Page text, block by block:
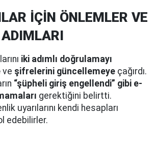
İÇİN ÖNLEMLER VE
iki adımlı doğrulamayı
ve şifrelerini güncellemeye çağırdı.
“şüpheli giriş engellendi” gibi e-
gerektiğini belirtti.
uyarılarını kendi hesapları
edebilirler.